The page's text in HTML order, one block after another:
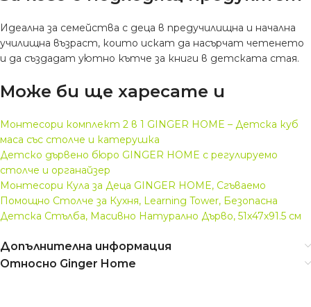
Идеална за семейства с деца в предучилищна и начална
училищна възраст, които искат да насърчат четенето
и да създадат уютно кътче за книги в детската стая.
Може би ще харесате и
Монтесори комплект 2 в 1 GINGER HOME – Детска куб
маса със столче и катерушка
Детско дървено бюро GINGER HOME с регулируемо
столче и органайзер
Монтесори Кула за Деца GINGER HOME, Сгъваемо
Помощно Столче за Кухня, Learning Tower, Безопасна
Детска Стълба, Масивно Натурално Дърво, 51x47x91.5 см
Допълнителна информация
Относно Ginger Home